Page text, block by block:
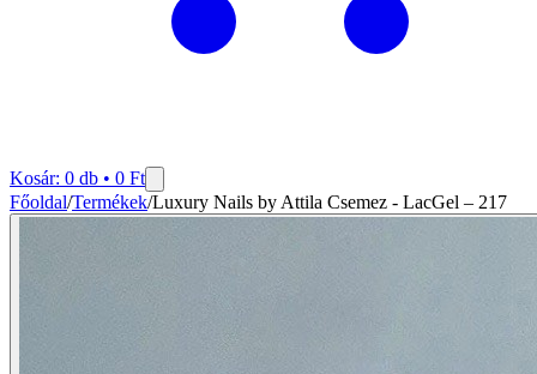
Kosár: 0 db • 0 Ft
Főoldal/Termékek/Luxury Nails by Attila Csemez - LacGel – 217